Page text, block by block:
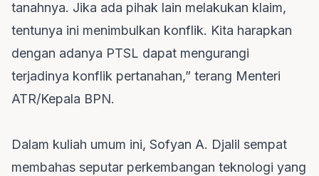
tanahnya. Jika ada pihak lain melakukan klaim,
tentunya ini menimbulkan konflik. Kita harapkan
dengan adanya PTSL dapat mengurangi
terjadinya konflik pertanahan,” terang Menteri
ATR/Kepala BPN.
Dalam kuliah umum ini, Sofyan A. Djalil sempat
membahas seputar perkembangan teknologi yang